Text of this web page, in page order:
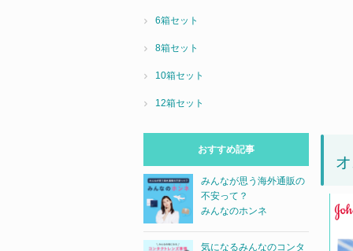
6箱セット
8箱セット
10箱セット
12箱セット
おすすめ記事
みんなが思う海外通販の
不安って？
みんなのホンネ
気になるみんなのコンタ